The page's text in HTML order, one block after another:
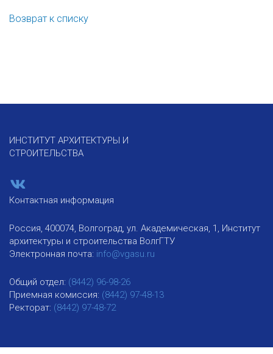
Возврат к списку
ИНСТИТУТ АРХИТЕКТУРЫ И
СТРОИТЕЛЬСТВА
Контактная информация
Россия, 400074, Волгоград, ул. Академическая, 1, Институт
архитектуры и строительства ВолгГТУ
Электронная почта: info@vgasu.ru
Общий отдел: (8442) 96-98-26
Приемная комиссия: (8442) 97-48-13
Ректорат: (8442) 97-48-72